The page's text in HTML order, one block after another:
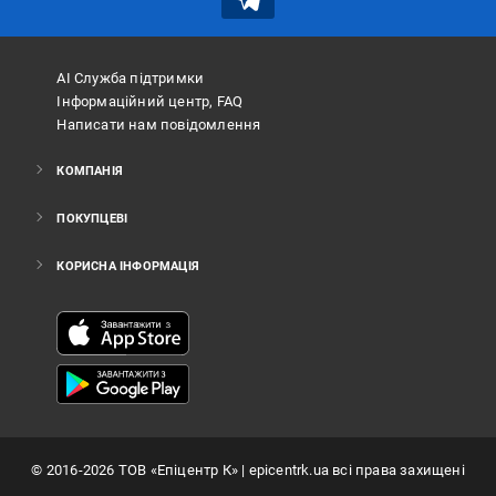
АІ Служба підтримки
Інформаційний центр, FAQ
Написати нам повідомлення
КОМПАНІЯ
ПОКУПЦЕВІ
КОРИСНА ІНФОРМАЦІЯ
© 2016-2026 ТОВ «Епіцентр К»| epicentrk.ua всі права захищені